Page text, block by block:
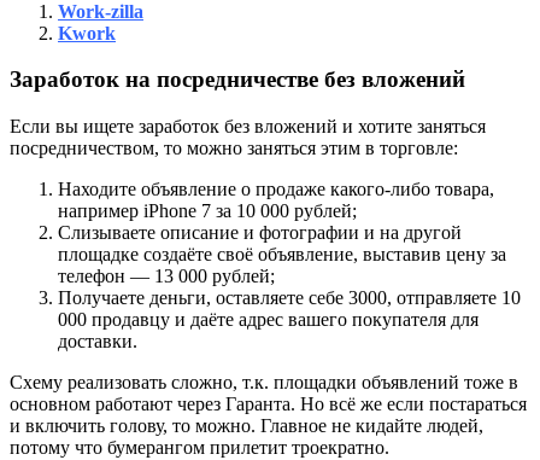
Work-zilla
Kwork
Заработок на посредничестве без вложений
Если вы ищете заработок без вложений и хотите заняться
посредничеством, то можно заняться этим в торговле:
Находите объявление о продаже какого-либо товара,
например iPhone 7 за 10 000 рублей;
Слизываете описание и фотографии и на другой
площадке создаёте своё объявление, выставив цену за
телефон — 13 000 рублей;
Получаете деньги, оставляете себе 3000, отправляете 10
000 продавцу и даёте адрес вашего покупателя для
доставки.
Схему реализовать сложно, т.к. площадки объявлений тоже в
основном работают через Гаранта. Но всё же если постараться
и включить голову, то можно. Главное не кидайте людей,
потому что бумерангом прилетит троекратно.